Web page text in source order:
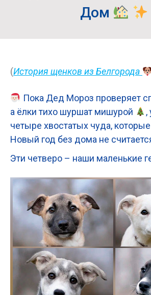
Дом
(История щенков из Белгорода
Пока Дед Мороз проверяет
а ёлки тихо шуршат мишурой
,
четыре хвостатых чуда,
Новый год без дома не
Эти четверо – наши маленькие